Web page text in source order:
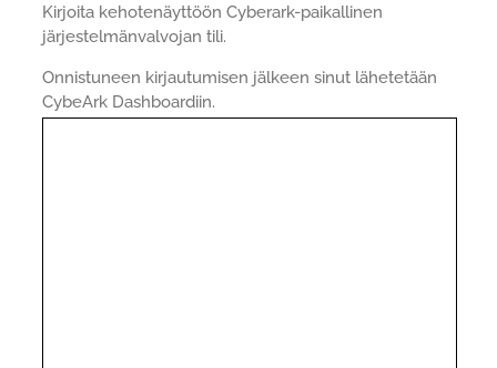
Kirjoita kehotenäyttöön Cyberark-paikallinen
järjestelmänvalvojan tili.
Onnistuneen kirjautumisen jälkeen sinut lähetetään
CybeArk Dashboardiin.